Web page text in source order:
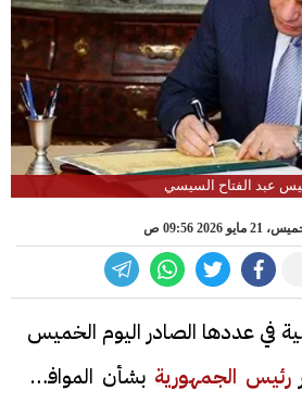
عبد الفتاح السيسي
21 مايو 2026 09:56 ص
في عددها الصادر اليوم الخميس
رئيس الجمهورية بشأن الموافقة